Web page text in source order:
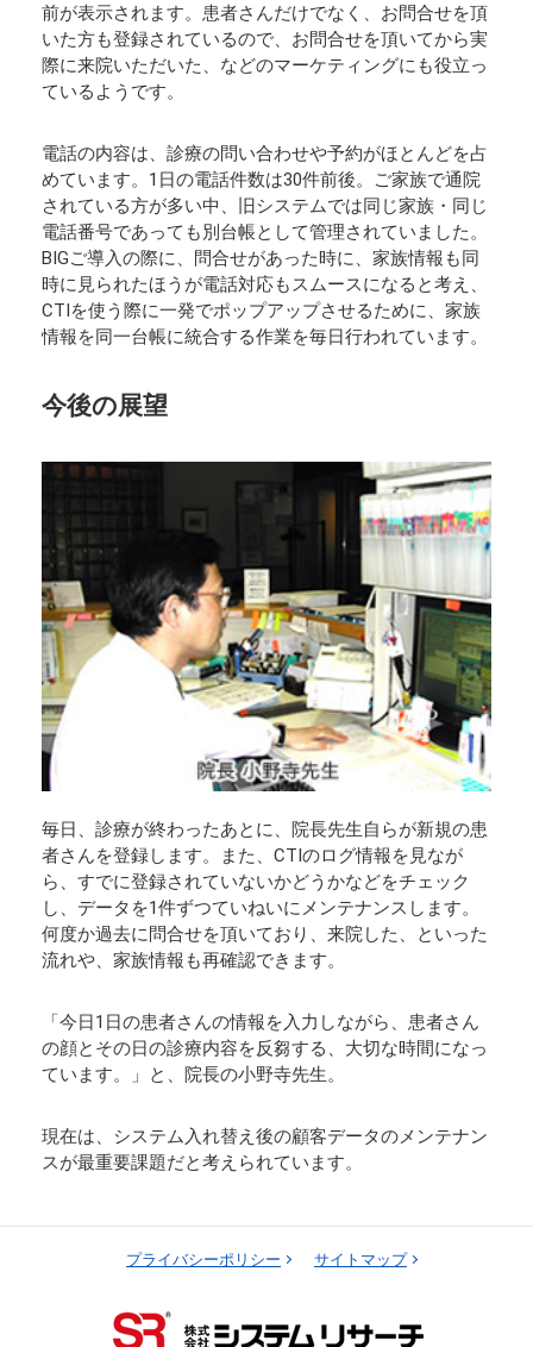
前が表示されます。患者さんだけでなく、お問合せを頂
いた方も登録されているので、お問合せを頂いてから実
際に来院いただいた、などのマーケティングにも役立っ
ているようです。
電話の内容は、診療の問い合わせや予約がほとんどを占
めています。1日の電話件数は30件前後。ご家族で通院
されている方が多い中、旧システムでは同じ家族・同じ
電話番号であっても別台帳として管理されていました。
BIGご導入の際に、問合せがあった時に、家族情報も同
時に見られたほうが電話対応もスムースになると考え、
CTIを使う際に一発でポップアップさせるために、家族
情報を同一台帳に統合する作業を毎日行われています。
今後の展望
毎日、診療が終わったあとに、院長先生自らが新規の患
者さんを登録します。また、CTIのログ情報を見なが
ら、すでに登録されていないかどうかなどをチェック
し、データを1件ずつていねいにメンテナンスします。
何度か過去に問合せを頂いており、来院した、といった
流れや、家族情報も再確認できます。
「今日1日の患者さんの情報を入力しながら、患者さん
の顔とその日の診療内容を反芻する、大切な時間になっ
ています。」と、院長の小野寺先生。
現在は、システム入れ替え後の顧客データのメンテナン
スが最重要課題だと考えられています。
プライバシーポリシー サイトマップ